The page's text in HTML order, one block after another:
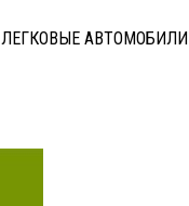
ЛЕГКОВЫЕ АВТОМОБИЛИ